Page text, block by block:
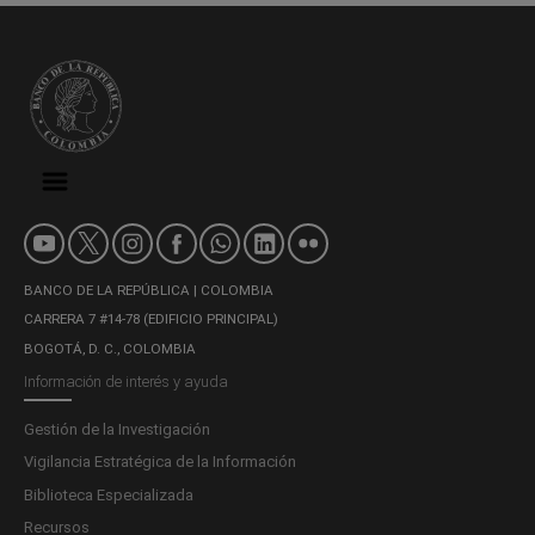
BANCO DE LA REPÚBLICA | COLOMBIA
CARRERA 7 #14-78 (EDIFICIO PRINCIPAL)
BOGOTÁ, D. C., COLOMBIA
Información de interés y ayuda
Gestión de la Investigación
Vigilancia Estratégica de la Información
Biblioteca Especializada
Recursos